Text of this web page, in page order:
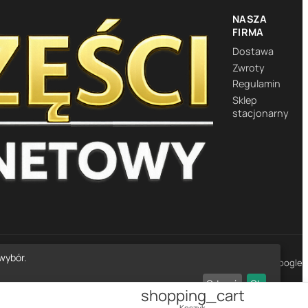
NASZA
FIRMA
Dostawa
Zwroty
Regulamin
Sklep
stacjonarny
· 1452 opinie Google
shopping_cart
Odrzuć Ok